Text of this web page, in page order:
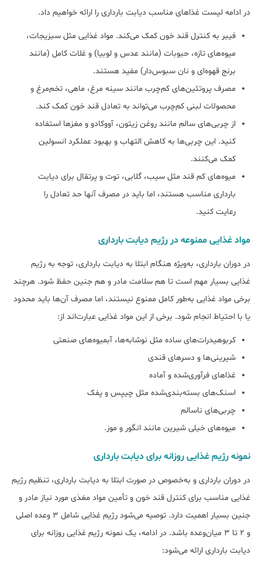
در ادامه ﻟﯿﺴﺖ ﻏﺬاﻫﺎی ﻣﻨﺎﺳﺐ دﯾﺎﺑﺖ ﺑﺎرداری را ارائه خواهیم داد.
فیبر به کنترل قند خون کمک می‌کند. مواد غذایی مثل سبزیجات،
میوه‌های تازه، حبوبات (مانند عدس و لوبیا) و غلات کامل (مانند
برنج قهوه‌ای و نان سبوس‌دار) مفید هستند.
مصرف پروتئین‌های کم‌چرب مانند سینه مرغ، ماهی، تخم‌مرغ و
محصولات لبنی کم‌چرب می‌تواند به تعادل قند خون کمک کند.
از چربی‌های سالم مانند روغن زیتون، آووکادو و مغزها استفاده
کنید. این چربی‌ها به کاهش التهاب و بهبود عملکرد انسولین
کمک می‌کنند.
میوه‌های کم قند مثل سیب، گلابی، توت و پرتقال برای دیابت
بارداری مناسب هستند، اما باید در مصرف آنها حد تعادل را
رعایت کنید.
مواد غذایی ممنوعه در رژیم دیابت بارداری
در دوران بارداری، به‌ویژه هنگام ابتلا به دیابت بارداری، توجه به رژیم
غذایی بسیار مهم است تا هم سلامت مادر و هم جنین حفظ شود. هرچند
برخی مواد غذایی به‌طور کامل ممنوع نیستند، اما مصرف آن‌ها باید محدود
یا با احتیاط انجام شود. برخی از این مواد غذایی عبارت‌اند از:
کربوهیدرات‌های ساده مثل نوشابه‌ها، آبمیوه‌های صنعتی
شیرینی‌ها و دسرهای قندی
غذاهای فرآوری‌شده و آماده
اسنک‌های بسته‌بندی‌شده مثل چیپس و پفک
چربی‌های ناسالم
میوه‌های خیلی شیرین مانند انگور و موز.
نمونه رژیم غذایی روزانه برای دیابت بارداری
در دوران بارداری و به‌خصوص در صورت ابتلا به دیابت بارداری، تنظیم رژیم
غذایی مناسب برای کنترل قند خون و تأمین مواد مغذی مورد نیاز مادر و
جنین بسیار اهمیت دارد. توصیه می‌شود رژیم غذایی شامل ۳ وعده اصلی
و ۲ تا ۳ میان‌وعده باشد. در ادامه، یک نمونه رژیم غذایی روزانه برای
دیابت بارداری ارائه می‌شود: